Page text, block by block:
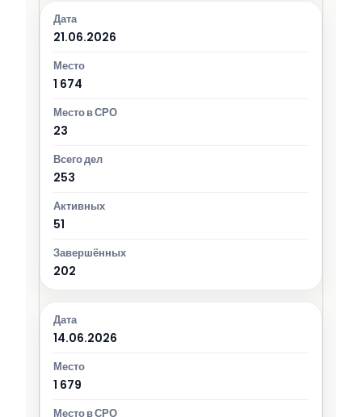
21.06.2026
1 674
23
253
51
202
14.06.2026
1 679